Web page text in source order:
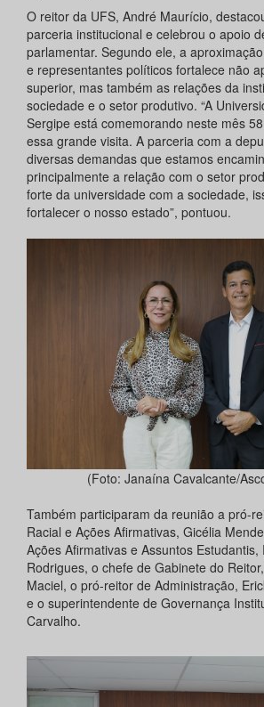
O reitor da UFS, André Maurício,
parceria institucional e celebrou o apoio
parlamentar. Segundo ele, a
e representantes políticos fortalece não
superior, mas também as relações da
sociedade e o setor produtivo. “A
Sergipe está comemorando neste mês
essa grande visita. A parceria com a
diversas demandas que estamos
principalmente a relação com o setor
forte da universidade com a sociedade,
fortalecer o nosso estado”, pontuou.
(Foto: Janaína Cavalcante/
Também participaram da reunião a pró-
Racial e Ações Afirmativas, Gicélia
Ações Afirmativas e Assuntos Estudantis,
Rodrigues, o chefe de Gabinete do
Maciel, o pró-reitor de Administração,
e o superintendente de Governança
Carvalho.